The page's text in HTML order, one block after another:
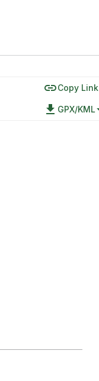
linkCopy Link
file_download GPX/KML